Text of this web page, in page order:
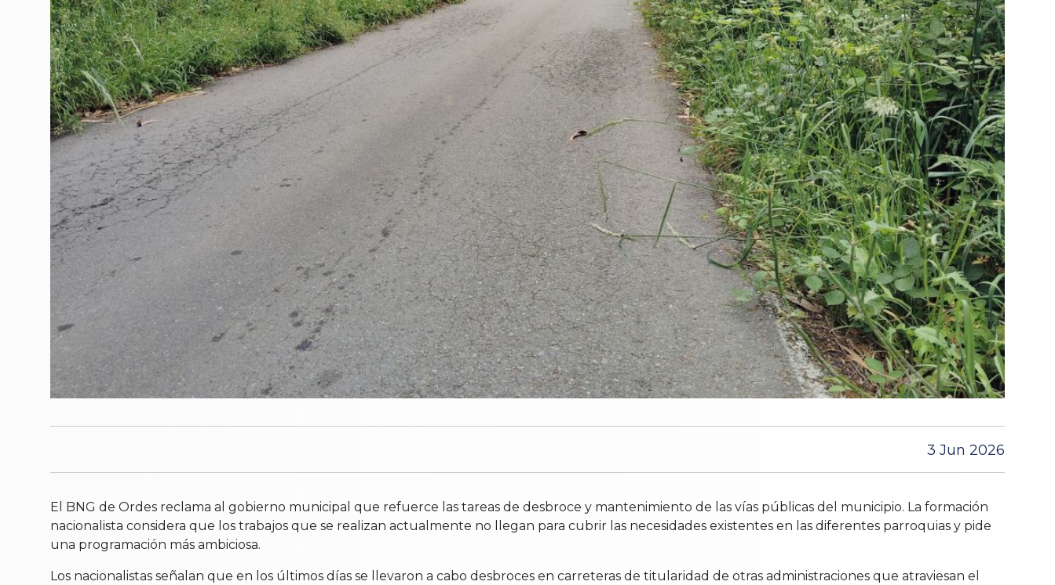
3 Jun 2026
El BNG de Ordes reclama al gobierno municipal que refuerce las tareas de desbroce y mantenimiento de las vías públicas del municipio. La formación
nacionalista considera que los trabajos que se realizan actualmente no llegan para cubrir las necesidades existentes en las diferentes parroquias y pide
una programación más ambiciosa.
Los nacionalistas señalan que en los últimos días se llevaron a cabo desbroces en carreteras de titularidad de otras administraciones que atraviesan el